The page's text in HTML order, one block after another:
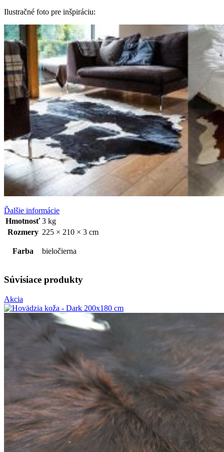
Ilustračné foto pre inšpiráciu:
Ďalšie informácie
Hmotnosť 3 kg
Rozmery 225 × 210 × 3 cm
Farba bieločierna
Súvisiace produkty
Akcia